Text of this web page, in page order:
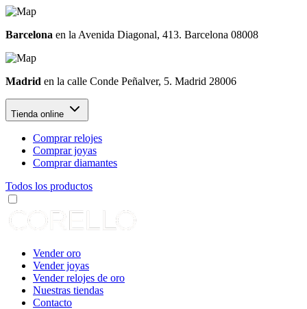
Barcelona en la Avenida Diagonal, 413. Barcelona 08008
Madrid en la calle Conde Peñalver, 5. Madrid 28006
Tienda online
Comprar relojes
Comprar joyas
Comprar diamantes
Todos los productos
Vender oro
Vender joyas
Vender relojes de oro
Nuestras tiendas
Contacto